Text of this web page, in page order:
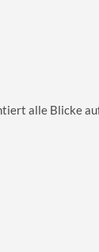
alle Blicke